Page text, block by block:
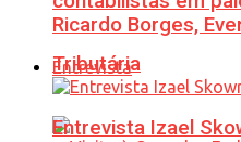
Tributária
Ricardo Borges,
Entrevista
Entrevista Izael